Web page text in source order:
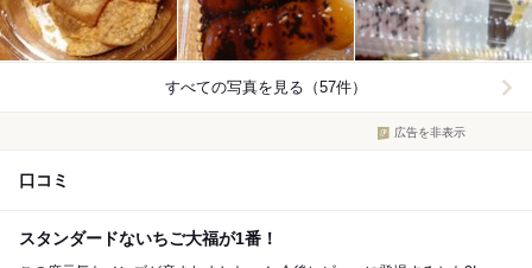
すべての写真を見る（57件）
広告を非表示
口コミ
スタンダードないちご大福が1番！